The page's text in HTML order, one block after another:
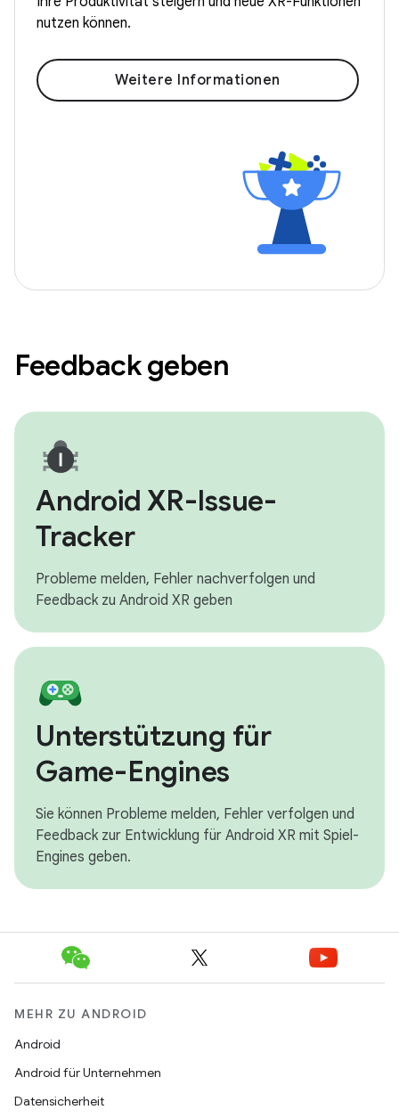
nutzen können.
Weitere Informationen
Feedback geben
Android XR-Issue-
Tracker
Probleme melden, Fehler nachverfolgen und
Feedback zu Android XR geben
Unterstützung für
Game-Engines
Sie können Probleme melden, Fehler verfolgen und
Feedback zur Entwicklung für Android XR mit Spiel-
Engines geben.
MEHR ZU ANDROID
Android
Android für Unternehmen
Datensicherheit